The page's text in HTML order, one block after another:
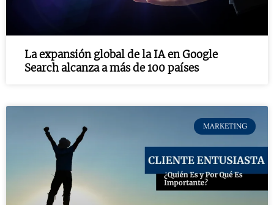
La expansión global de la IA en Google
Search alcanza a más de 100 países
MARKETING